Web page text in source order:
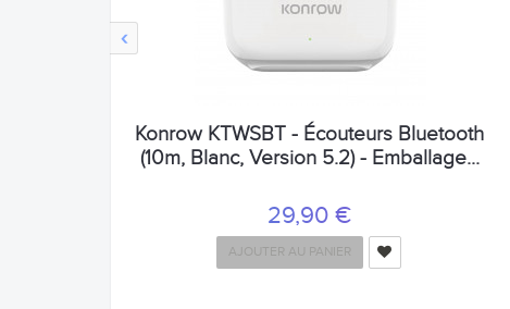
‹
Konrow KTWSBT - Écouteurs Bluetooth
(10m, Blanc, Version 5.2) - Emballage...
29,90 €
AJOUTER AU PANIER